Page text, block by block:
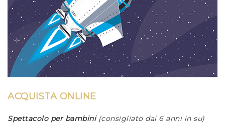
ACQUISTA ONLINE
Spettacolo per bambini (consigliato dai 6 anni in su)